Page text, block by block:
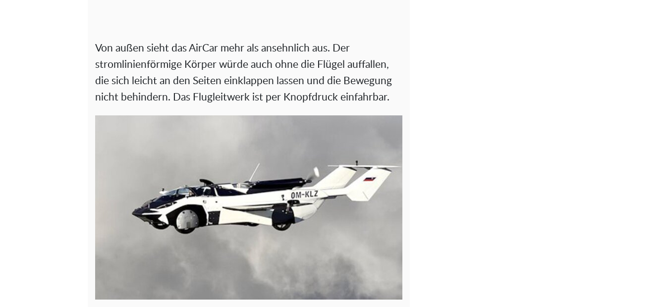
Von außen sieht das AirCar mehr als ansehnlich aus. Der
stromlinienförmige Körper würde auch ohne die Flügel auffallen,
die sich leicht an den Seiten einklappen lassen und die Bewegung
nicht behindern. Das Flugleitwerk ist per Knopfdruck einfahrbar.